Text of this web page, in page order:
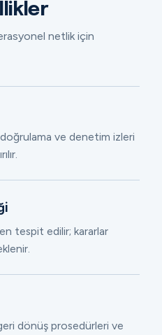
netlik için
doğrulama ve denetim izleri
tespit edilir; kararlar
dönüş prosedürleri ve